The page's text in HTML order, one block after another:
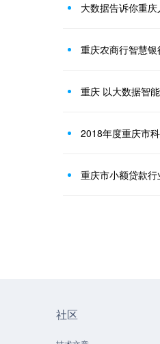
大数据告诉你重
重庆农商行智慧
重庆 以大数据智
重庆市小额贷款
社区